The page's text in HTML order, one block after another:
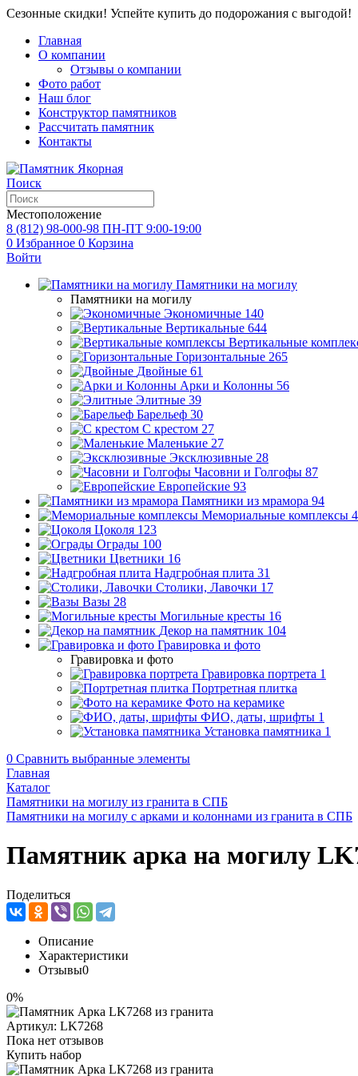
Сезонные скидки! Успейте купить до подорожания с выгодой!
Главная
О компании
Отзывы о компании
Фото работ
Наш блог
Конструктор памятников
Рассчитать памятник
Контакты
Поиск
Местоположение
8 (812) 98-000-98 ПН-ПТ 9:00-19:00
0 Избранное 0 Корзина
Войти
Памятники на могилу
Памятники на могилу
Экономичные 140
Вертикальные 644
Вертикальные
Горизонтальные 265
Двойные 61
Арки и Колонны 56
Элитные 39
Барельеф 30
С крестом 27
Маленькие 27
Эксклюзивные 28
Часовни и Голгофы 87
Европейские 93
Памятники из мрамора 94
Мемориальные комплексы
Цоколя 123
Ограды 100
Цветники 16
Надгробная плита 31
Столики, Лавочки 17
Вазы 28
Могильные кресты 16
Декор на памятник 104
Гравировка и фото
Гравировка и фото
Гравировка портрета 1
Портретная плитка
Фото на керамике
ФИО, даты, шрифты 1
Установка памятника 1
0 Сравнить выбранные элементы
Главная
Каталог
Памятники на могилу из гранита в СПБ
Памятники на могилу с арками и колоннами из гранита в СПБ
Памятник арка на могилу
Поделиться
Описание
Характеристики
Отзывы0
0%
Артикул: LK7268
Пока нет отзывов
Купить набор